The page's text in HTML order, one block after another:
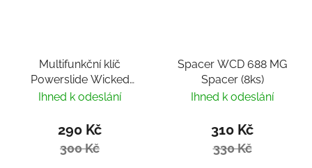
Multifunkční klíč
Powerslide Wicked
Inline Y Tool
Ihned k odeslání
290 Kč
300 Kč
Spacer WCD 688 MG
Spacer (8ks)
Ihned k odeslání
310 Kč
330 Kč